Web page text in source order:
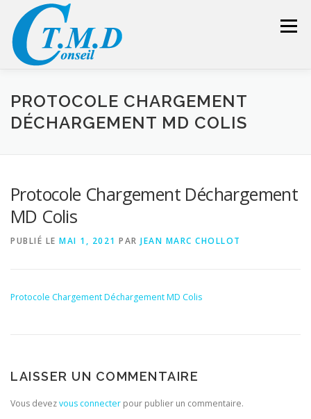
contenu
Menu
ACCUEIL CONSEILLER SÉCURITÉ
LIENS UTILES DEVIS ESPACE RÉSERVÉ
PROTOCOLE CHARGEMENT
DÉCHARGEMENT MD COLIS
Protocole Chargement Déchargement
MD Colis
PUBLIÉ LE MAI 1, 2021 PAR JEAN MARC CHOLLOT
Protocole Chargement Déchargement MD Colis
LAISSER UN COMMENTAIRE
Vous devezvous connecter pour publier un commentaire.